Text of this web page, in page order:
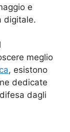
e
digitale.
meglio
, esistono
dedicate
dagli